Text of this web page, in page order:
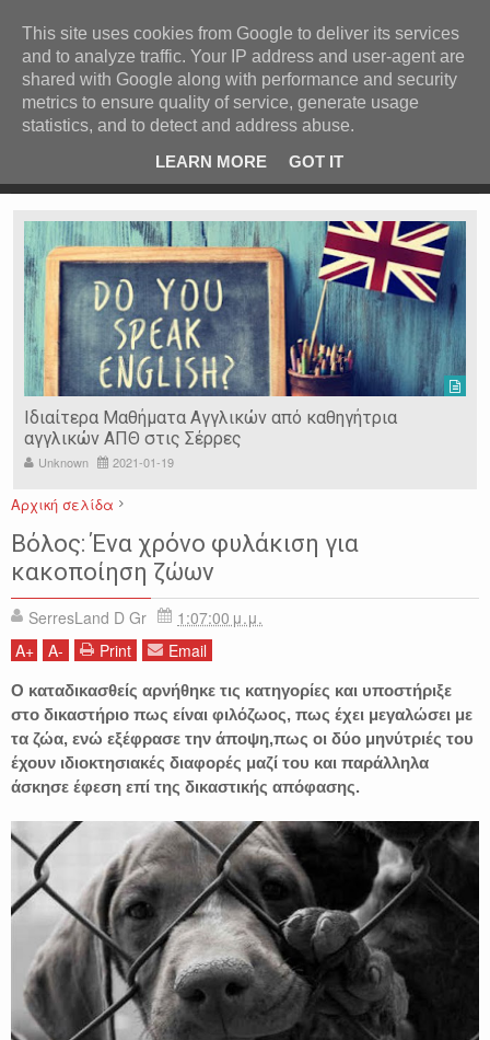
Ιερόσυλοι έκλεψαν τάματα από Ιερό Ναό στις Σέρρες
Ιδιαίτερα Μαθήματα Αγγλικών από καθηγήτρια
αγγλικών ΑΠΘ στις Σέρρες
Unknown 2021-01-19
Αρχική σελίδα
ΒΟΛΟΣ
ΕΙΔΗΣΕΙΣ ΕΛΛΑΔΑ ΖΩΑ ΚΑΚΟΠΟΙΗΣΗ
Βόλος: Ένα χρόνο φυλάκιση για
κακοποίηση ζώων
SerresLand D Gr
1:07:00 μ.μ.
A+ A- Print Email
Ο καταδικασθείς αρνήθηκε τις κατηγορίες και υποστήριξε
στο δικαστήριο πως είναι φιλόζωος, πως έχει μεγαλώσει με
τα ζώα, ενώ εξέφρασε την άποψη,πως οι δύο μηνύτριές του
έχουν ιδιοκτησιακές διαφορές μαζί του και παράλληλα
άσκησε έφεση επί της δικαστικής απόφασης.
ΚΕΝΤΡΙΚΗ ΑΝΑ ΚΑΤΗΓΟΡΙΑ
ΕΙΔΗΣΕΙΣ ΑΝΑ ΠΕΡΙΟΧΗ
ΠΡΟΣΦΑΤΑ ΝΕΑ
Ν. ΣΕΡΡΩΝ Η ΓΗ ΜΑΣ
ΤΥΧΑΙΕΣ ΑΝΑΡΤΗΣΕΙΣ/ΑΡΘΡΑ
Serres Racing Circuit
Panserraikos FC
Ikaroi B.C.
This site uses cookies from Google to deliver its services
and to analyze traffic. Your IP address and user-agent are
shared with Google along with performance and security
metrics to ensure quality of service, generate usage
statistics, and to detect and address abuse.
LEARN MORE
GOT IT